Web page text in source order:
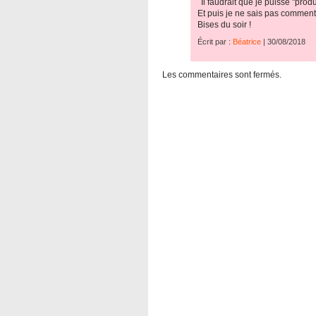
Et puis je ne sais pas
Bises du soir !
Écrit par : Béatrice| 30/08/2018
Les commentaires sont fermés.